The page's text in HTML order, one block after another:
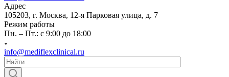
Адрес
105203, г. Москва, 12-я Парковая улица, д. 7
Режим работы
Пн. – Пт.: с 9:00 до 18:00
info@mediflexclinical.ru